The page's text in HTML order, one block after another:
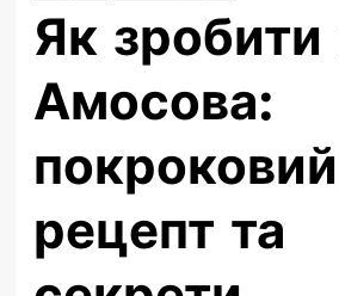
Як зробити
Амосова:
покроковий
рецепт та